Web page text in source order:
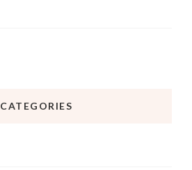
CATEGORIES